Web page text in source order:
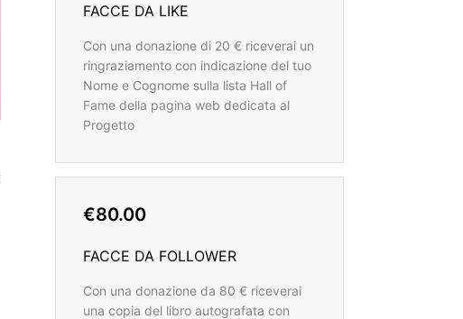
FACCE DA LIKE
Con una donazione di 20 € riceverai un
ringraziamento con indicazione del tuo
Nome e Cognome sulla lista Hall of
Fame della pagina web dedicata al
Progetto
€80.00
FACCE DA FOLLOWER
Con una donazione da 80 € riceverai
una copia del libro autografata con